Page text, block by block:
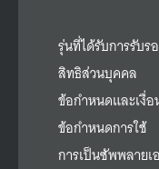
รุ่นที่ได้รับการรับร
สิทธิส่วนบุคคล
ข้อกำหนดและเงื่อ
ข้อกำหนดการใช้
การเป็นซัพพลายเ